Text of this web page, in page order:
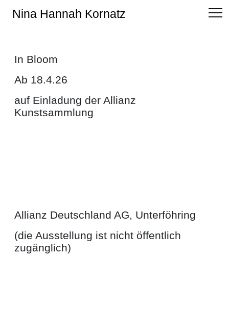
Nina Hannah Kornatz
In Bloom
Ab 18.4.26
auf Einladung der Allianz
Kunstsammlung
Allianz Deutschland AG, Unterföhring
(die Ausstellung ist nicht öffentlich
zugänglich)